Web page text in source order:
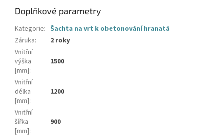
Doplňkové parametry
Kategorie: Šachta na vrt k obetonování hranatá
Záruka:
2 roky
Vnitřní
výška
[mm]:
1500
Vnitřní
délka
[mm]:
1200
Vnitřní
šířka
[mm]:
900